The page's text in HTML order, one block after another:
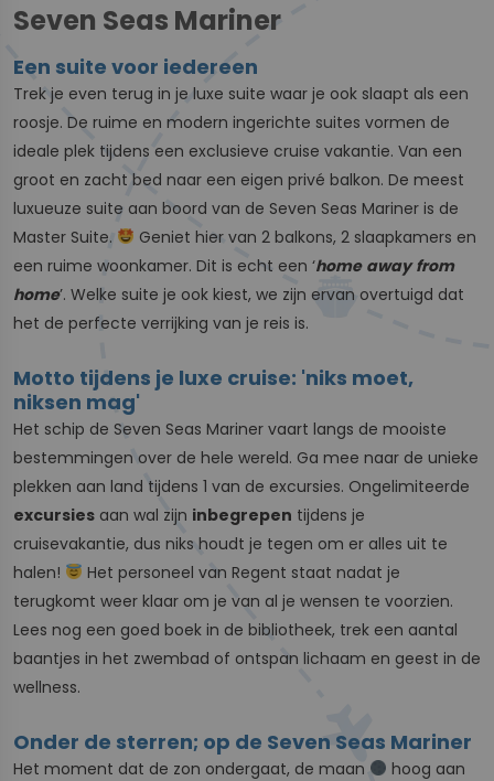
Seven Seas Mariner
Een suite voor iedereen
Trek je even terug in je luxe suite waar je ook slaapt als een
roosje. De ruime en modern ingerichte suites vormen de
ideale plek tijdens een exclusieve cruise vakantie. Van een
groot en zacht bed naar een eigen privé balkon. De meest
luxueuze suite aan boord van de Seven Seas Mariner is de
Master Suite.
Geniet hier van 2 balkons, 2 slaapkamers en
een ruime woonkamer. Dit is echt een ‘home away from
home’. Welke suite je ook kiest, we zijn ervan overtuigd dat
het de perfecte verrijking van je reis is.
Motto tijdens je luxe cruise: 'niks moet,
niksen mag'
Het schip de Seven Seas Mariner vaart langs de mooiste
bestemmingen over de hele wereld. Ga mee naar de unieke
plekken aan land tijdens 1 van de excursies. Ongelimiteerde
excursies aan wal zijn inbegrepen tijdens je
cruisevakantie, dus niks houdt je tegen om er alles uit te
halen!
Het personeel van Regent staat nadat je
terugkomt weer klaar om je van al je wensen te voorzien.
Lees nog een goed boek in de bibliotheek, trek een aantal
baantjes in het zwembad of ontspan lichaam en geest in de
wellness.
Onder de sterren; op de Seven Seas Mariner
Het moment dat de zon ondergaat, de maan
hoog aan